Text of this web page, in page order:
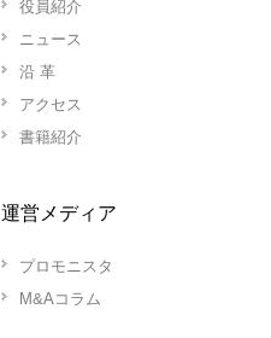
役員紹介
ニュース
沿 革
アクセス
書籍紹介
運営メディア
プロモニスタ
M&Aコラム